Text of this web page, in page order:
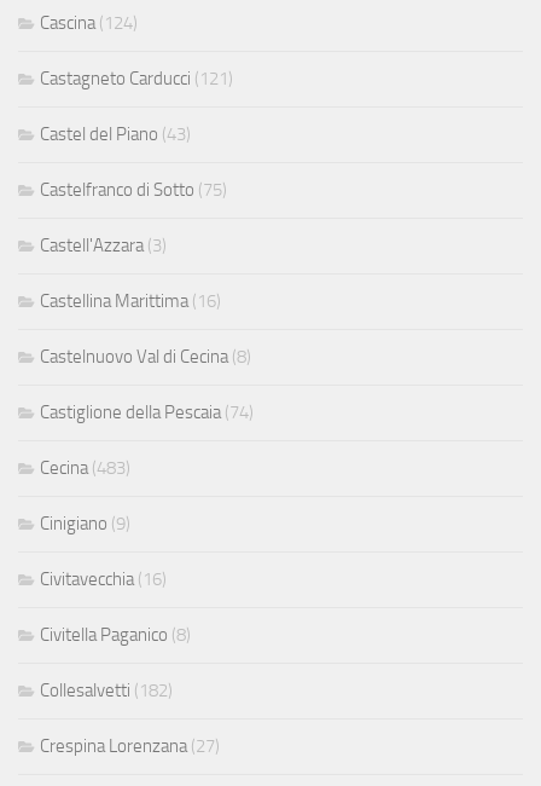
Cascina (124)
Castagneto Carducci (121)
Castel del Piano (43)
Castelfranco di Sotto (75)
Castell'Azzara (3)
Castellina Marittima (16)
Castelnuovo Val di Cecina (8)
Castiglione della Pescaia (74)
Cecina (483)
Cinigiano (9)
Civitavecchia (16)
Civitella Paganico (8)
Collesalvetti (182)
Crespina Lorenzana (27)